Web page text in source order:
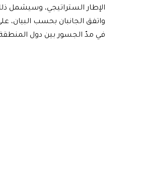
الإطار الستراتيجي، وسيشمل
واتفق الجانبان بحسب البيان،
في مدّ الجسور بين دول